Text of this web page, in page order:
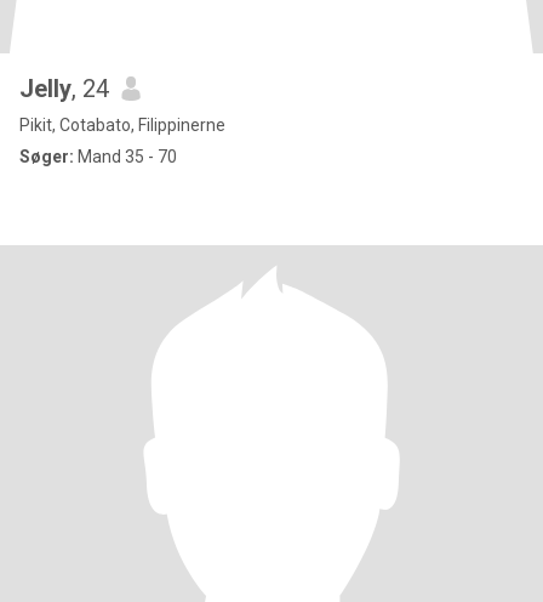
Jelly, 24
Pikit, Cotabato, Filippinerne
Søger: Mand 35 - 70